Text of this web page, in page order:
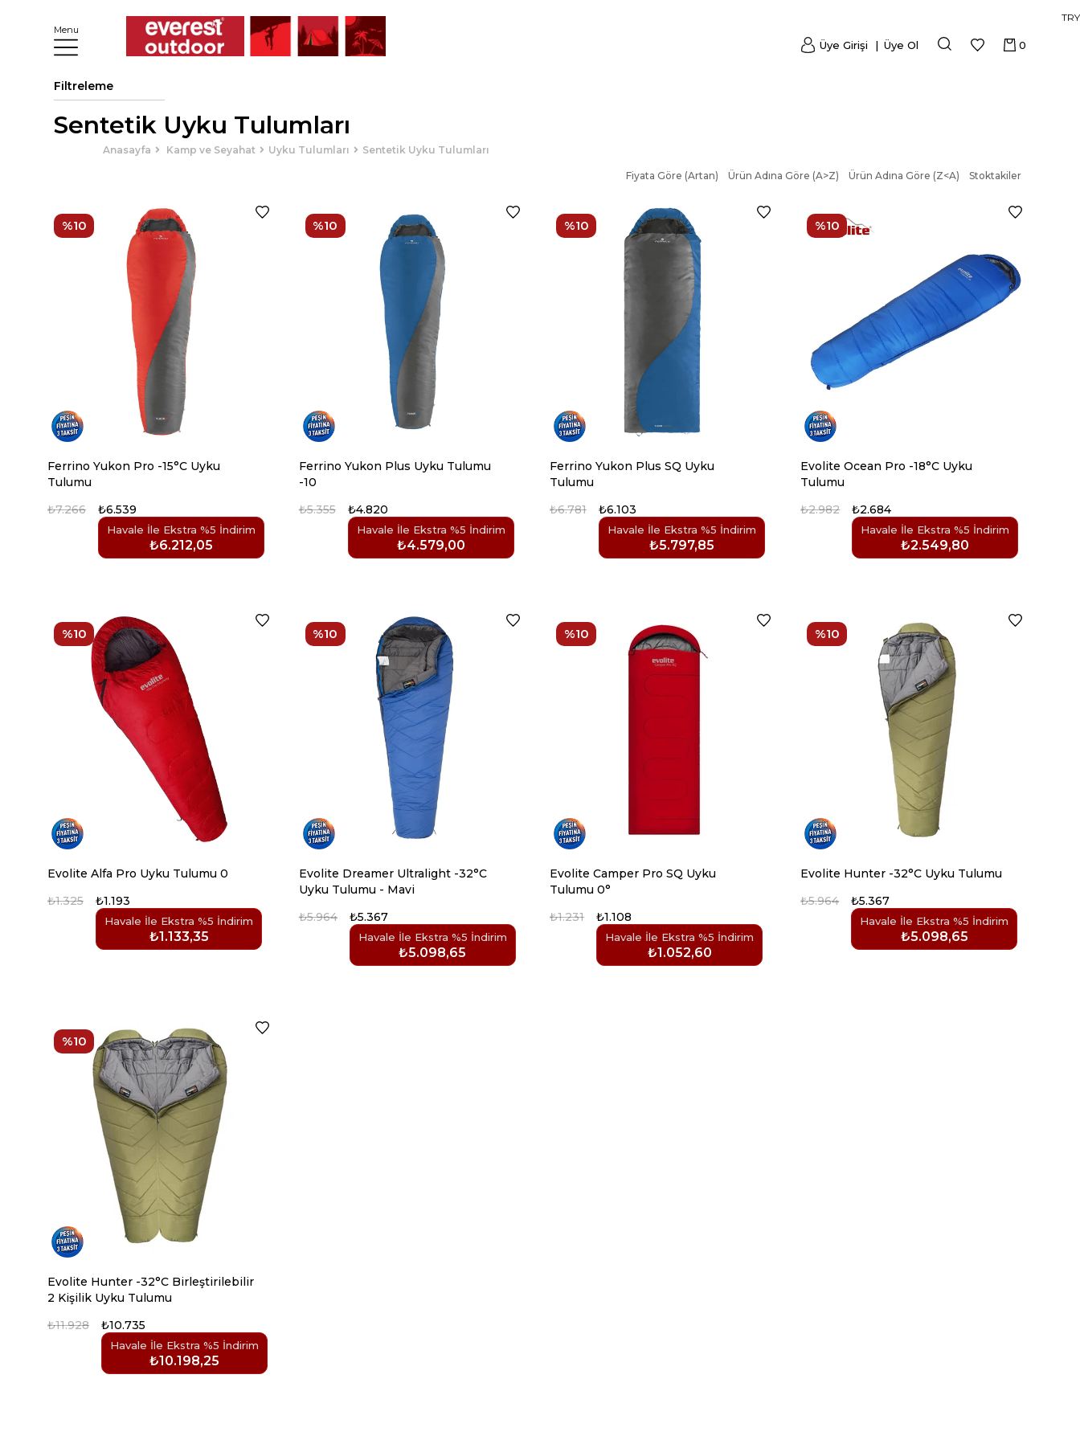
Menu
TRY
0
Üye Girişi Üye Ol
Filtreleme
Sentetik Uyku Tulumları
Anasayfa Kamp ve Seyahat Uyku Tulumları Sentetik Uyku Tulumları
Fiyata Göre (Artan) Ürün Adına Göre (A>Z) Ürün Adına Göre (Z<A) Stoktakiler
Ferrino Yukon Pro -15°C Uyku
Tulumu
₺6.539
Havale İle Ekstra %5 İndirim
₺6.212,05
₺7.266
%10
Ferrino Yukon Plus Uyku Tulumu
-10
₺4.820
Havale İle Ekstra %5 İndirim
₺4.579,00
₺5.355
%10
Ferrino Yukon Plus SQ Uyku
Tulumu
₺6.103
Havale İle Ekstra %5 İndirim
₺5.797,85
₺6.781
%10
Evolite Ocean Pro -18°C Uyku
Tulumu
₺2.684
Havale İle Ekstra %5 İndirim
₺2.549,80
₺2.982
%10
Evolite Alfa Pro Uyku Tulumu 0
₺1.193
Havale İle Ekstra %5 İndirim
₺1.133,35
₺1.325
%10
Evolite Dreamer Ultralight -32°C
Uyku Tulumu - Mavi
₺5.367
Havale İle Ekstra %5 İndirim
₺5.098,65
₺5.964
%10
Evolite Camper Pro SQ Uyku
Tulumu 0°
₺1.108
Havale İle Ekstra %5 İndirim
₺1.052,60
₺1.231
%10
Evolite Hunter -32°C Uyku Tulumu
₺5.367
Havale İle Ekstra %5 İndirim
₺5.098,65
₺5.964
%10
Evolite Hunter -32°C Birleştirilebilir
2 Kişilik Uyku Tulumu
₺10.735
Havale İle Ekstra %5 İndirim
₺10.198,25
₺11.928
%10